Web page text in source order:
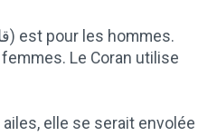
elle se serait envolée